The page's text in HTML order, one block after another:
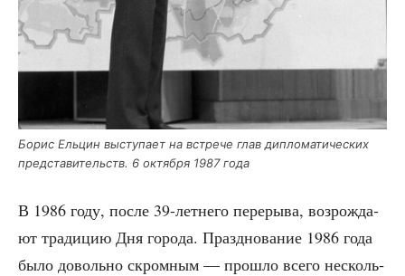
Борис Ель­цин высту­па­ет на встре­че глав дипло­ма­ти­че­ских
пред­ста­ви­тельств. 6 октяб­ря 1987 года
В 1986 году, после 39-лет­не­го пере­ры­ва, воз­рож­да­
ют тра­ди­цию Дня горо­да. Празд­но­ва­ние 1986 года
было доволь­но скром­ным — про­шло все­го несколь­